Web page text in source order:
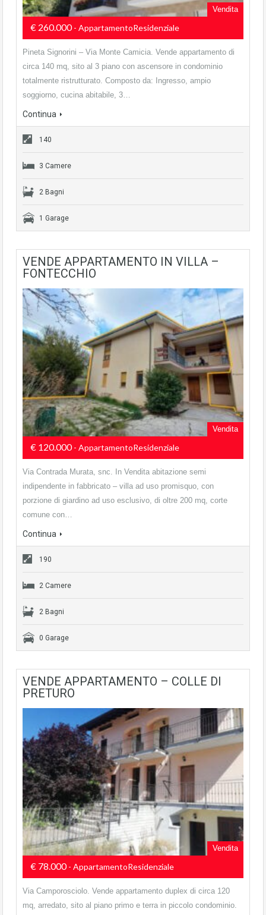
Vendita
€ 260.000- AppartamentoResidenziale
Pineta Signorini – Via Monte Camicia. Vende appartamento di
circa 140 mq, sito al 3 piano con ascensore in condominio
totalmente ristrutturato. Composto da: Ingresso, ampio
soggiorno, cucina abitabile, 3…
Continua
140
3 Camere
2 Bagni
1 Garage
VENDE APPARTAMENTO IN VILLA –
FONTECCHIO
Vendita
€ 120.000- AppartamentoResidenziale
Via Contrada Murata, snc. In Vendita abitazione semi
indipendente in fabbricato – villa ad uso promisquo, con
porzione di giardino ad uso esclusivo, di oltre 200 mq, corte
comune con…
Continua
190
2 Camere
2 Bagni
0 Garage
VENDE APPARTAMENTO – COLLE DI
PRETURO
Vendita
€ 78.000- AppartamentoResidenziale
Via Camporosciolo. Vende appartamento duplex di circa 120
mq, arredato, sito al piano primo e terra in piccolo condominio.